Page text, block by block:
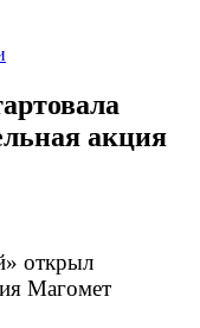
акция
открыл
Магомет